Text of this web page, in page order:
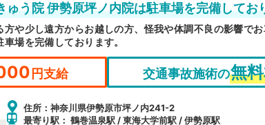
ゅう院 伊勢原坪ノ内院は駐車場を完備してお
や少し遠方からお越しの方、怪我や体調不良の影響で
場を完備しております。
円支給 交通事故施術の無
住所：神奈川県伊勢原市坪ノ内241-2
最寄り駅： 鶴巻温泉駅 / 東海大学前駅 / 伊勢原駅